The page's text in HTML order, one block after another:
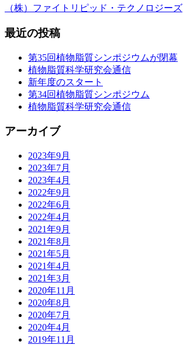
（株）ファイトリピッド・テクノロジーズ
最近の投稿
第35回植物脂質シンポジウムが閉幕
植物脂質科学研究会通信
新年度のスタート
第34回植物脂質シンポジウム
植物脂質科学研究会通信
アーカイブ
2023年9月
2023年7月
2023年4月
2022年9月
2022年6月
2022年4月
2021年9月
2021年8月
2021年5月
2021年4月
2021年3月
2020年11月
2020年8月
2020年7月
2020年4月
2019年11月